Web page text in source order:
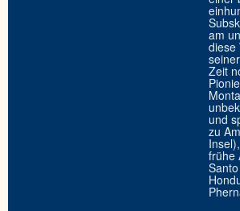
am
diese
Zeit
und
zu
frühe